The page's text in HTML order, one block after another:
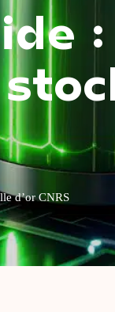
:
d’or CNRS